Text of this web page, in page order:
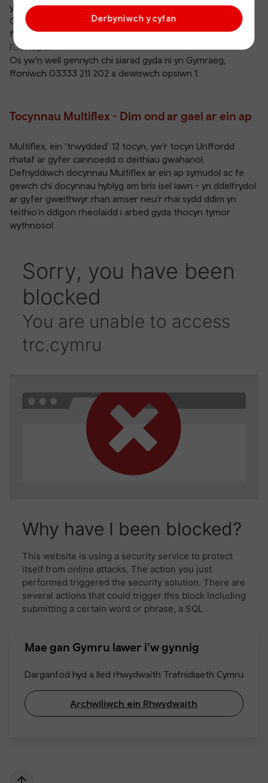
Derbyniwch y cyfan
y sgrin talu.
Os byddwch chi’n cael problemau gyda’ch tocyn symudol,
ffoniwch ni ar03333 211 202(dewis 2) a byddwn ni’n barod
i’ch helpu.
Os yw'n well gennych chi siarad gyda ni yn Gymraeg,
ffoniwch 03333 211 202 a dewiswch opsiwn 1.
Tocynnau Multiflex - Dim ond ar gael ar ein ap
Multiflex , ein ‘trwydded’ 12 tocyn, yw’r tocyn Unffordd
rhataf ar gyfer cannoedd o deithiau gwahanol.
Defnyddiwch docynnau Multiflex ar ein ap symudol ac fe
gewch chi docynnau hyblyg am bris isel iawn - yn ddelfrydol
ar gyfer gweithwyr rhan amser neu’r rhai sydd ddim yn
teithio’n ddigon rheolaidd i arbed gyda thocyn tymor
wythnosol.
Mae gan Gymru lawer i’w gynnig
Darganfod hyd a lled rhwydwaith Trafnidiaeth Cymru
Archwiliwch ein Rhwydwaith